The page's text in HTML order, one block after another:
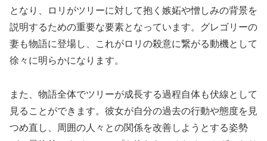
となり、ロリがツリーに対して抱く嫉妬や憎しみの背景を
説明するための重要な要素となっています。グレゴリーの
妻も物語に登場し、これがロリの殺意に繋がる動機として
徐々に明らかになります。
また、物語全体でツリーが成長する過程自体も伏線として
見ることができます。彼女が自分の過去の行動や態度を見
つめ直し、周囲の人々との関係を改善しようとする姿勢